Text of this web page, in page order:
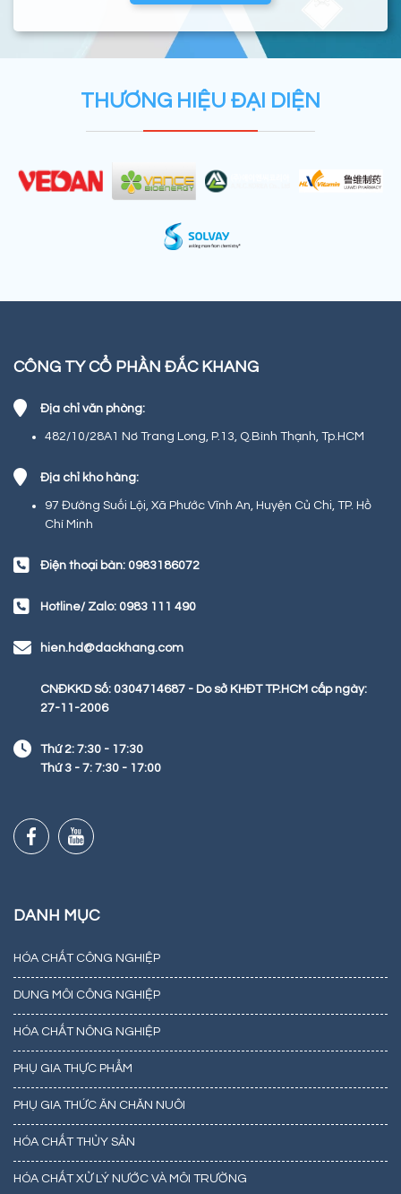
THƯƠNG HIỆU ĐẠI DIỆN
CÔNG TY CỔ PHẦN ĐẮC KHANG
Địa chỉ văn phòng:
482/10/28A1 Nơ Trang Long, P.13, Q.Bình Thạnh, Tp.HCM
Địa chỉ kho hàng:
97 Đường Suối Lội, Xã Phước Vĩnh An, Huyện Củ Chi, TP. Hồ
Chí Minh
Điện thoại bàn: 0983186072
Hotline/ Zalo: 0983 111 490
hien.hd@dackhang.com
CNĐKKD Số: 0304714687 - Do sở KHĐT TP.HCM cấp ngày:
27-11-2006
Thứ 2: 7:30 - 17:30
Thứ 3 - 7: 7:30 - 17:00
DANH MỤC
HÓA CHẤT CÔNG NGHIỆP
DUNG MÔI CÔNG NGHIỆP
HÓA CHẤT NÔNG NGHIỆP
PHỤ GIA THỰC PHẨM
PHỤ GIA THỨC ĂN CHĂN NUÔI
HÓA CHẤT THỦY SẢN
HÓA CHẤT XỬ LÝ NƯỚC VÀ MÔI TRƯỜNG